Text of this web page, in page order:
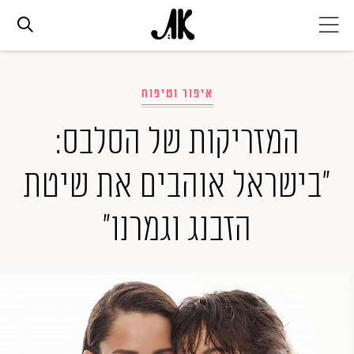
אופנה
ביוטי
סלבס
ערוצים נוספים
המגזין
איפור וטיפוח
המזריקות של הסלבס:
"בישראל אוהבים את שיטת
הזבנג וגמרנו"